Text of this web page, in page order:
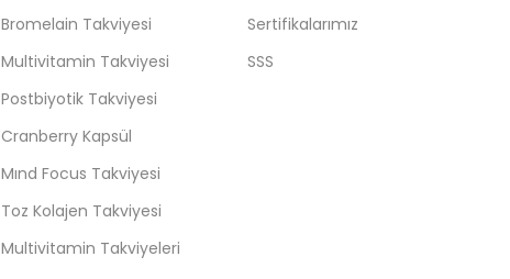
Bromelain Takviyesi
Multivitamin Takviyesi
Postbiyotik Takviyesi
Cranberry Kapsül
Mınd Focus Takviyesi
Toz Kolajen Takviyesi
Multivitamin Takviyeleri
Sertifikalarımız
SSS